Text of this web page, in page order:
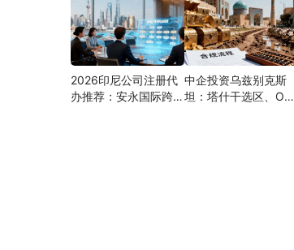
与合规指南
2026印尼公司注册代
办推荐：安永国际跨境
中企投资乌兹别克斯
坦：塔什干选区、ODI